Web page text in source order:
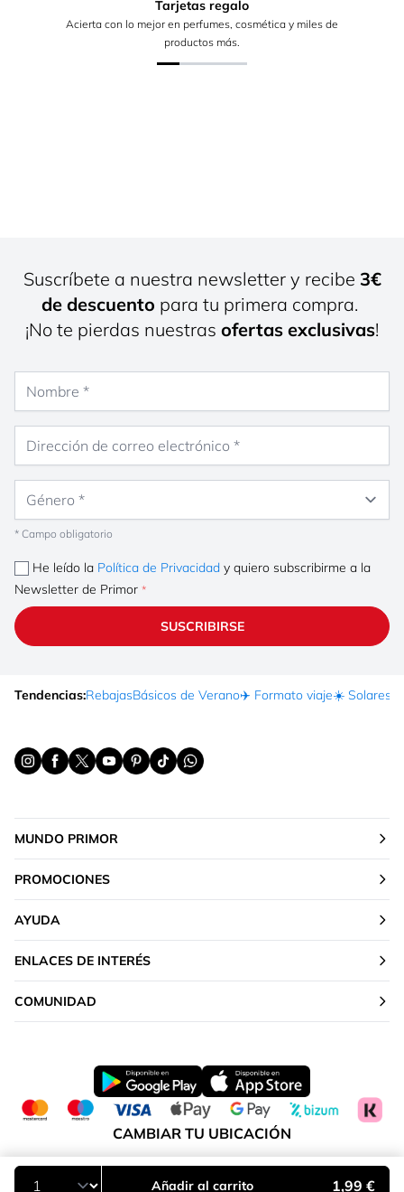
Añadir al carrito 1,99 €
Tarjetas regalo
Acierta con lo mejor en perfumes, cosmética y miles de
productos más.
Suscríbete a nuestra newsletter y recibe 3€
de descuento para tu primera compra.
¡No te pierdas nuestras ofertas exclusivas!
* Campo obligatorio
He leído la Política de Privacidad y quiero subscribirme a la
Newsletter de Primor
SUSCRIBIRSE
Tendencias:RebajasBásicos de Verano✈️ Formato viaje☀️ Solares
MUNDO PRIMOR
PROMOCIONES
AYUDA
ENLACES DE INTERÉS
COMUNIDAD
CAMBIAR TU UBICACIÓN
Península y Baleares